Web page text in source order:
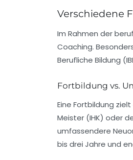
Verschiedene
Im Rahmen der
Coaching.
Berufliche Bildung
Fortbildung vs.
Eine Fortbildung
Meister (IHK) oder
umfassendere
bis drei Jahre und